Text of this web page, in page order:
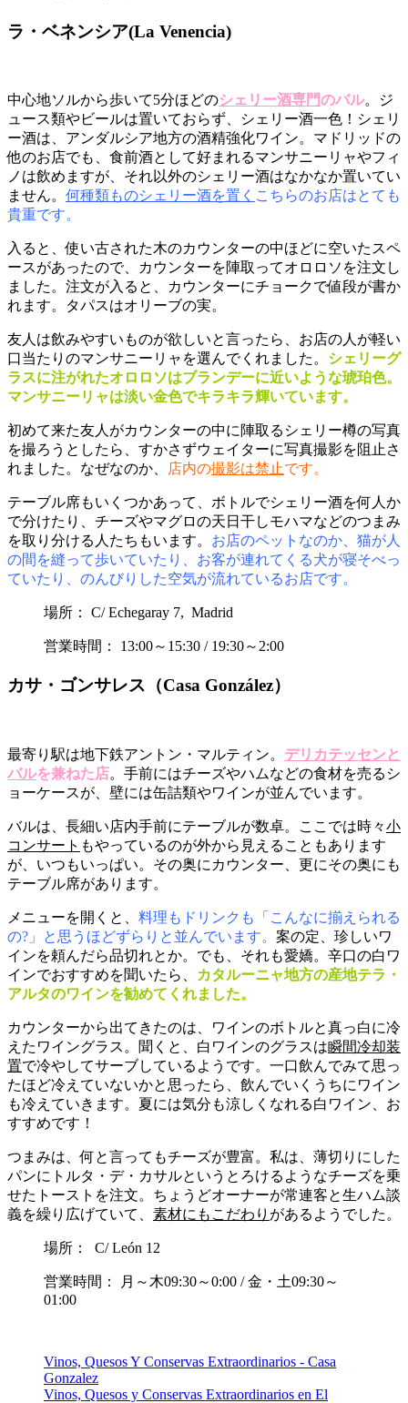
ラ・ベネンシア(La Venencia)
中心地ソルから歩いて5分ほどのシェリー酒専門のバル。ジ
ュース類やビールは置いておらず、シェリー酒一色！シェリ
ー酒は、アンダルシア地方の酒精強化ワイン。マドリッドの
他のお店でも、食前酒として好まれるマンサニーリャやフィ
ノは飲めますが、それ以外のシェリー酒はなかなか置いてい
ません。 何種類ものシェリー酒を置く こちらのお店はとても
貴重です。
入ると、使い古された木のカウンターの中ほどに空いたスペ
ースがあったので、カウンターを陣取ってオロロソを注文し
ました。注文が入ると、カウンターにチョークで値段が書か
れます。タパスはオリーブの実。
友人は飲みやすいものが欲しいと言ったら、お店の人が軽い
口当たりのマンサニーリャを選んでくれました。 シェリーグ
ラスに注がれたオロロソはブランデーに近いような琥珀色。
マンサニーリャは淡い金色でキラキラ輝いています。
初めて来た友人がカウンターの中に陣取るシェリー樽の写真
を撮ろうとしたら、すかさずウェイターに写真撮影を阻止さ
れました。なぜなのか、
店内の撮影は禁止です。
テーブル席もいくつかあって、ボトルでシェリー酒を何人か
で分けたり、チーズやマグロの天日干しモハマなどのつまみ
を取り分ける人たちもいます。 お店のペットなのか、猫が人
の間を縫って歩いていたり、お客が連れてくる犬が寝そべっ
ていたり、のんびりした空気が流れているお店です。
場所： C/ Echegaray 7, Madrid
営業時間： 13:00～15:30 / 19:30～2:00
カサ・ゴンサレス（Casa González）
最寄り駅は地下鉄アントン・マルティン。 デリカテッセンと
バルを兼ねた店。手前にはチーズやハムなどの食材を売るシ
ョーケースが、壁には缶詰類やワインが並んでいます。
バルは、長細い店内手前にテーブルが数卓。ここでは時々小
コンサート もやっているのが外から見えることもあります
が、いつもいっぱい。その奥にカウンター、更にその奥にも
テーブル席があります。
メニューを開くと、 料理もドリンクも「こんなに揃えられる
の?」と思うほどずらりと並んでいます。 案の定、珍しいワ
インを頼んだら品切れとか。でも、それも愛嬌。辛口の白ワ
インでおすすめを聞いたら、
カタルーニャ地方の産地テラ・
アルタのワインを勧めてくれました。
カウンターから出てきたのは、ワインのボトルと真っ白に冷
えたワイングラス。聞くと、白ワインのグラスは瞬間冷却装
置で冷やしてサーブしているようです。一口飲んでみて思っ
たほど冷えていないかと思ったら、飲んでいくうちにワイン
も冷えていきます。夏には気分も涼しくなれる白ワイン、お
すすめです！
つまみは、何と言ってもチーズが豊富。私は、薄切りにした
パンにトルタ・デ・カサルというとろけるようなチーズを乗
せたトーストを注文。ちょうどオーナーが常連客と生ハム談
義を繰り広げていて、 素材にもこだわり があるようでした。
場所： C/ León 12
営業時間： 月～木09:30～0:00 / 金・土09:30～
01:00
Vinos, Quesos Y Conservas Extraordinarios - Casa
Gonzalez
Vinos, Quesos y Conservas Extraordinarios en El